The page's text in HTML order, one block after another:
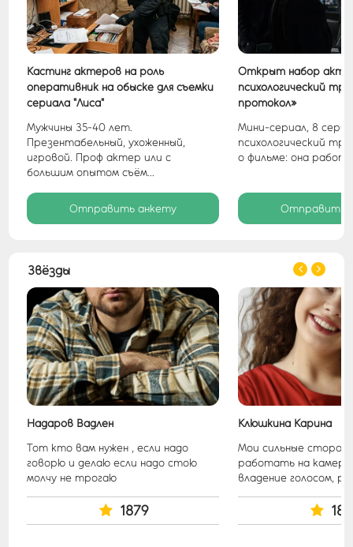
Кастинг актеров на роль
оперативник на обыске для съемки
сериала "Лиса"
Мужчины 35-40 лет.
Презентабельный, ухоженный,
игровой. Проф актер или с
большим опытом съём...
Отправить анкету
Открыт набор
психологический
протокол»
Мини-сериал, 8
психологический
о фильме: она
Отправить
Звёзды
Надаров Вадлен
Тот кто вам нужен , если надо
говорю и делаю если надо стою
молчу не трогаю
1879
Клюшкина Карина
Мои сильные
работать на
владение голосом,